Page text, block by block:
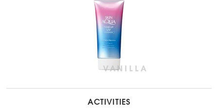
ACTIVITIES